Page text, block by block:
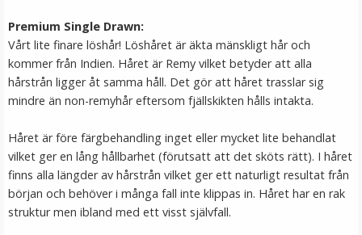
LÄGG I VARUKORG
Hårkrans bohemian lila till Midsommar
Premium Single Drawn:
Vårt lite finare löshår! Löshåret är äkta mänskligt hår och
kommer från Indien. Håret är Remy vilket betyder att alla
hårstrån ligger åt samma håll. Det gör att håret trasslar sig
mindre än non-remyhår eftersom fjällskikten hålls intakta.
Håret är före färgbehandling inget eller mycket lite behandlat
vilket ger en lång hållbarhet (förutsatt att det sköts rätt). I håret
finns alla längder av hårstrån vilket ger ett naturligt resultat från
början och behöver i många fall inte klippas in. Håret har en rak
struktur men ibland med ett visst självfall.